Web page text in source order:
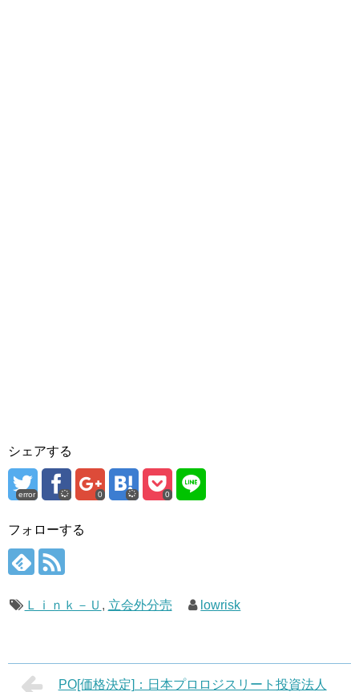
シェアする
error 0 0
フォローする
Ｌｉｎｋ－Ｕ , 立会外分売 lowrisk
PO[価格決定]：日本プロロジスリート投資法人